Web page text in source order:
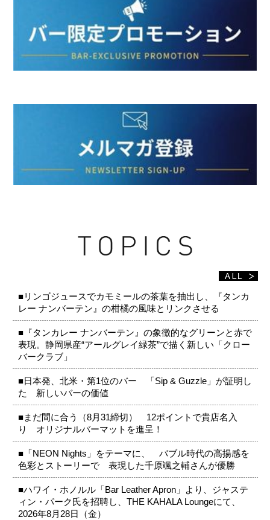
■リンゴジュースでカモミールの茶葉を抽出し、『タンカ
レー ナンバーテン』の柑橘の風味とリンクさせる
■『タンカレー ナンバーテン』の象徴的なグリーンと赤で
表現。静岡県産“アールグレイ緑茶”で描く新しい「クロー
バークラブ」
■日本発、北米・第1位のバー 「Sip & Guzzle」が証明し
た 新しいバーの価値
■まだ間に合う（8月31締切） 12ポイントで貴店名入
り オリジナルバーマットを進呈！
■「NEON Nights」をテーマに、 バブル時代の高揚感を
色彩とストーリーで 表現した千原颯之輔さんが優勝
■ハワイ・ホノルル「Bar Leather Apron」より、ジャステ
ィン・パーク氏を招聘し、THE KAHALA Loungeにて、
2026年8月28日（金）